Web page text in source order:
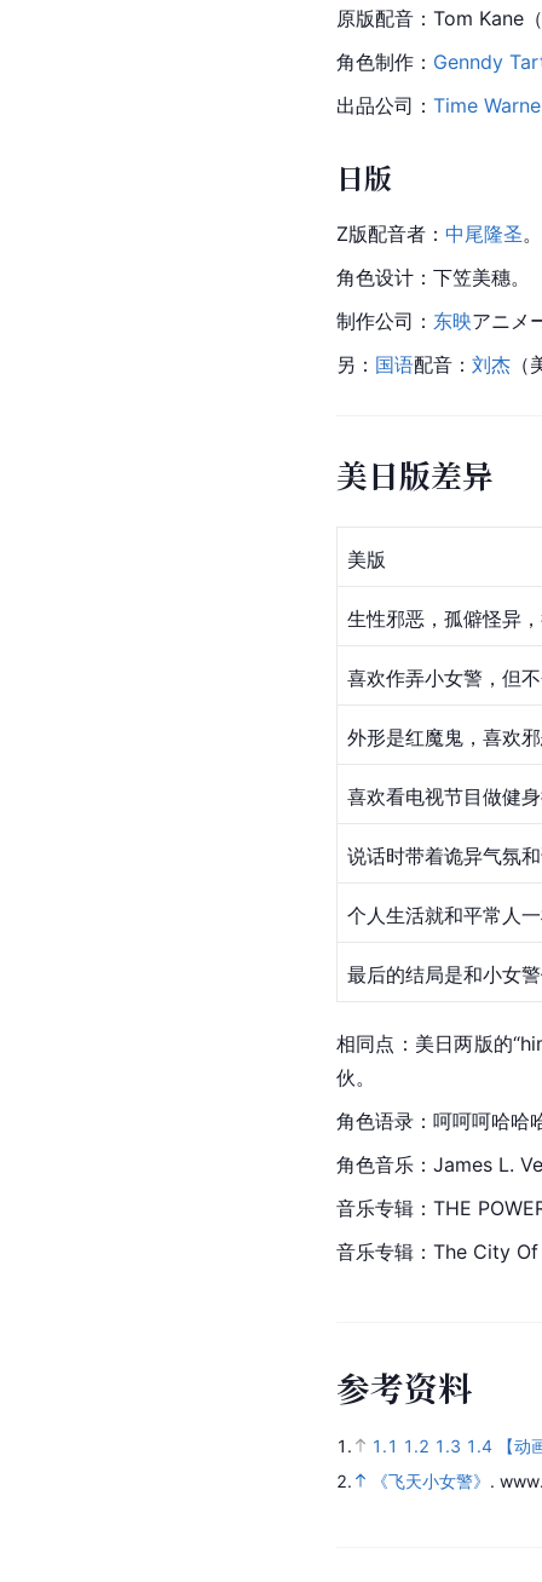
原版配音：Tom Kane（
角色制作： Genndy
出品公司： Time
日版
Z版配音者： 中尾隆圣。
角色设计 ：下笠美穗。
制作公司： 东映アニメ
另： 国语配音： 刘杰
美日版差异
美版
生性邪恶，孤僻怪异
喜欢作弄小女警，但
外形是红魔鬼 ，喜欢
喜欢看电视节目做健
说话时带着诡异气氛
个人生活就和平常人
最后的结局是和小女
相同点：美日两版的
伙。
角色语录：呵呵呵哈哈
角色音乐：James L.
音乐专辑：THE
音乐专辑：The City
参考资料
1. 1.1 1.2 1.3 1.4
【
2.
《飞天小女警》 .